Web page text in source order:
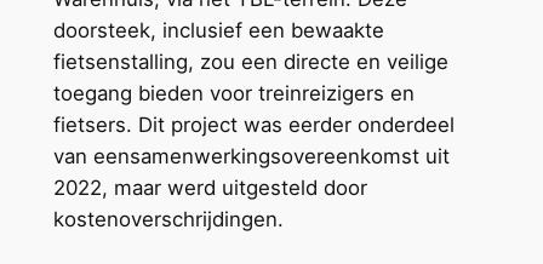
doorsteek, inclusief een bewaakte
fietsenstalling, zou een directe en veilige
toegang bieden voor treinreizigers en
fietsers. Dit project was eerder onderdeel
van eensamenwerkingsovereenkomst uit
2022, maar werd uitgesteld door
kostenoverschrijdingen.